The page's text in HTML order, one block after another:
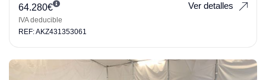
64.280€
IVA deducible
Ver detalles
REF: AKZ431353061